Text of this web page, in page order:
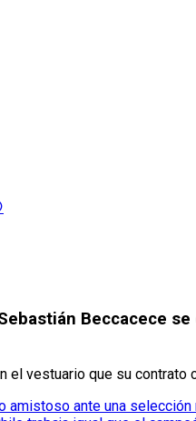
Sebastián Beccacece
el vestuario que su
amistoso ante una